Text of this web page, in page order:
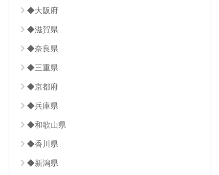
◆大阪府
◆滋賀県
◆奈良県
◆三重県
◆京都府
◆兵庫県
◆和歌山県
◆香川県
◆新潟県